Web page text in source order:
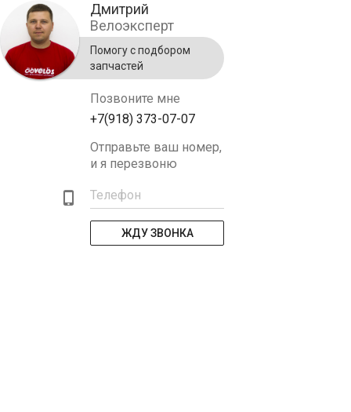
Дмитрий
Велоэксперт
Помогу с подбором
запчастей
Позвоните мне
+7(918) 373-07-07
Отправьте ваш номер,
и я перезвоню
Телефон
ЖДУ ЗВОНКА